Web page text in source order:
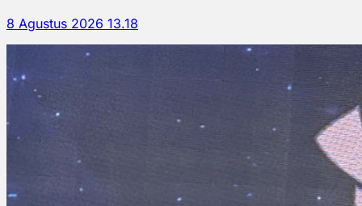
8 Agustus 2026 13.18